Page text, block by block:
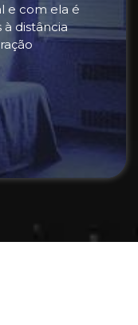
e com ela é
à distância